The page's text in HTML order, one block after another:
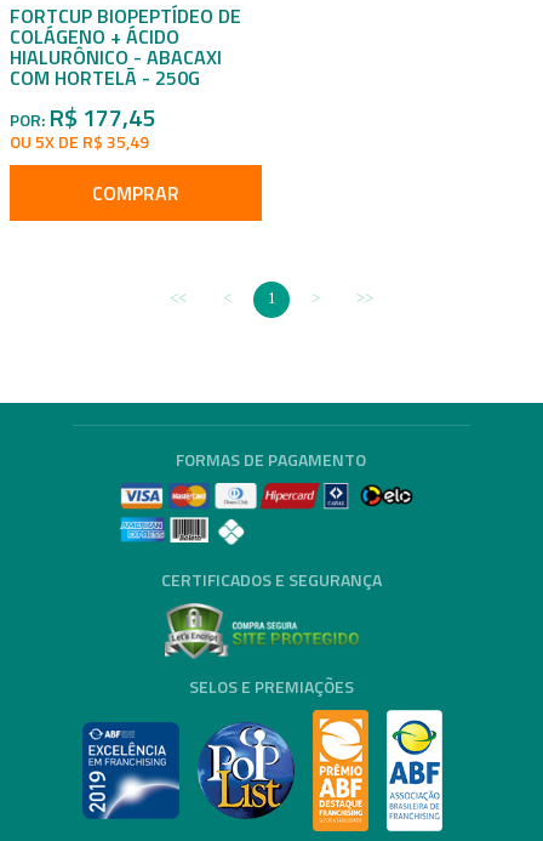
FORTCUP BIOPEPTÍDEO DE
COLÁGENO + ÁCIDO
HIALURÔNICO - ABACAXI
COM HORTELÃ - 250G
POR: R$ 177,45
OU 5X DE R$ 35,49
COMPRAR
1
FORMAS DE PAGAMENTO
CERTIFICADOS E SEGURANÇA
SELOS E PREMIAÇÕES